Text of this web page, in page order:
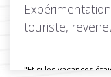
touriste,
"Et si les vacances